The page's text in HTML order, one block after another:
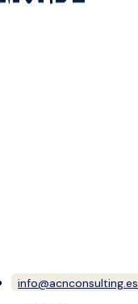
info@acnconsulting.es